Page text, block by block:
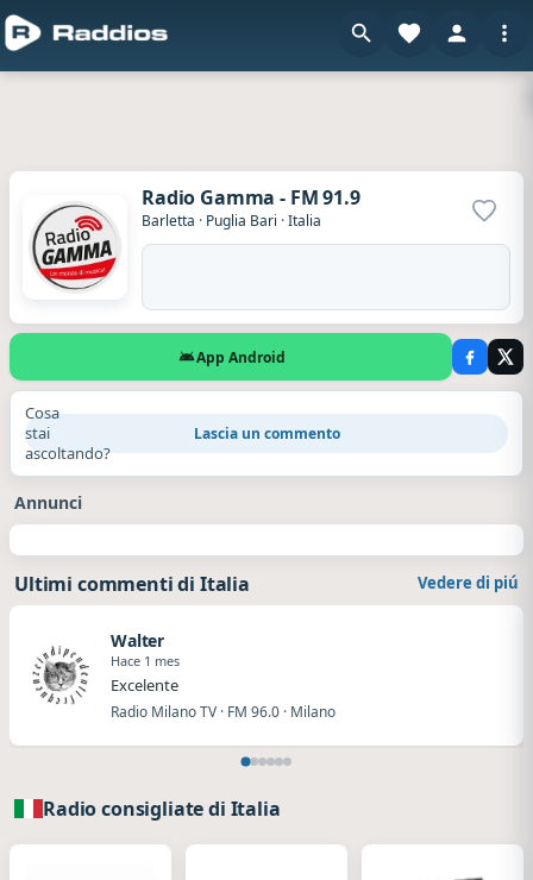
Radio Gamma - FM 91.9
Barletta · Puglia Bari ·Italia
App Android
Cosa
stai
ascoltando?
Lascia un commento
Annunci
Ultimi commenti di Italia Vedere di piú
Walter
Hace 1 mes
Excelente
Radio Milano TV · FM 96.0 · Milano
Radio consigliate di Italia